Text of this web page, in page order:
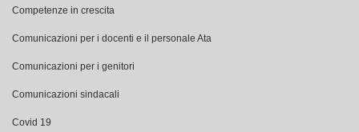
Competenze in crescita
Comunicazioni per i docenti e il personale Ata
Comunicazioni per i genitori
Comunicazioni sindacali
Covid 19